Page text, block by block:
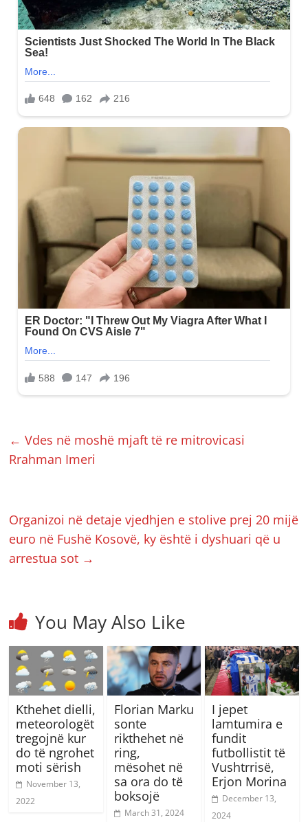
← Vdes në moshë mjaft të re mitrovicasi
Rrahman Imeri
Organizoi në detaje vjedhjen e stolive prej 20 mijë
euro në Fushë Kosovë, ky është i dyshuari që u
arrestua sot →
You May Also Like
Kthehet dielli,
meteorologët
tregojnë kur
do të ngrohet
moti sërish
November 13,
2022
Florian Marku
sonte
rikthehet në
ring,
mësohet në
sa ora do të
boksojë
March 31, 2024
I jepet
lamtumira e
fundit
futbollistit të
Vushtrrisë,
Erjon Morina
December 13,
2024